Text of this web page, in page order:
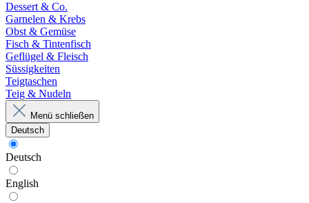
Dessert & Co.
Garnelen & Krebs
Obst & Gemüse
Fisch & Tintenfisch
Geflügel & Fleisch
Süssigkeiten
Teigtaschen
Teig & Nudeln
Menü schließen
Deutsch
Deutsch
English